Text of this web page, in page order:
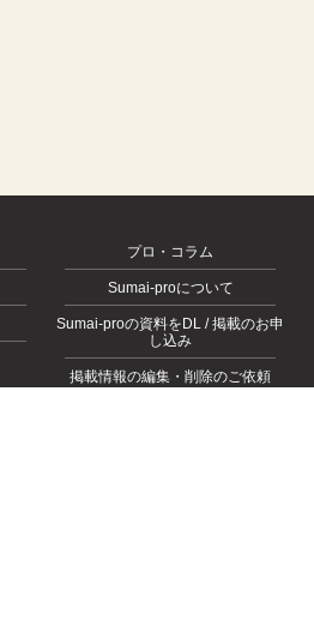
プロ・コラム
Sumai-proについて
Sumai-proの資料をDL / 掲載のお申
し込み
掲載情報の編集・削除のご依頼